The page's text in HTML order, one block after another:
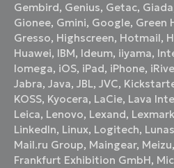
Gembird, Genius, Getac, Giada
Gionee, Gmini, Google, Green
Gresso, Highscreen, Hotmail,
Huawei, IBM, Ideum, iiyama,
Iomega, iOS, iPad, iPhone,
Jabra,Java,JBL,JVC,
KOSS, Kyocera, LaCie, Lava
Leica, Lenovo, Lexand, Lexmark
LinkedIn, Linux, Logitech,
Mail.ru Group, Maingear, Meizu,
Frankfurt Exhibition GmbH,